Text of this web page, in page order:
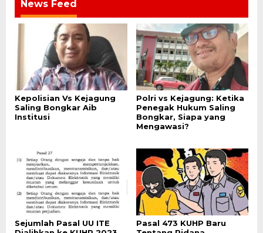
News Feed
Kepolisian Vs Kejagung
Saling Bongkar Aib
Institusi
Polri vs Kejagung: Ketika
Penegak Hukum Saling
Bongkar, Siapa yang
Mengawasi?
Sejumlah Pasal UU ITE
Pasal 473 KUHP Baru